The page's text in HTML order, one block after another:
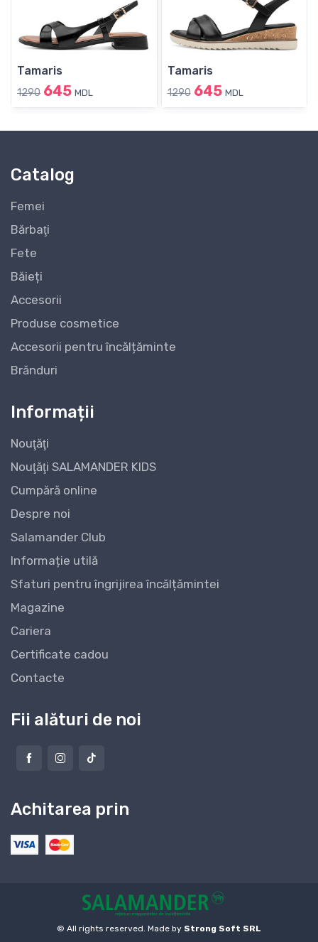
Tamaris
1290 645 MDL
Tamaris
1290 645 MDL
Catalog
Femei
Bărbaţi
Fete
Băieți
Accesorii
Produse cosmetice
Accesorii pentru încălțăminte
Brănduri
Informații
Nouţăţi
Nouţăţi SALAMANDER KIDS
Cumpără online
Despre noi
Salamander Club
Informație utilă
Sfaturi pentru îngrijirea încălțămintei
Magazine
Cariera
Certificate cadou
Contacte
Fii alături de noi
Achitarea prin
© All rights reserved. Made by Strong Soft SRL